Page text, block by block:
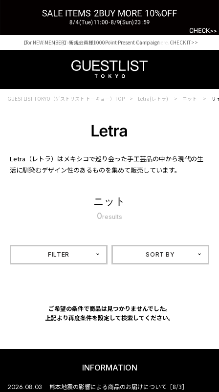
Shopping from outside Japan? Visit our Global Site here. >>
【for NEW MEMBER】新規会員様1000Point Present Campaign CHECK IT>>
GUESTLIST TOKYO（ゲストリスト トーキョー）TOP Letra(レトラ) ニット サ
Letra（レトラ）はメキシコで巡り会った手工芸品の中から現代の生
活に馴染むデザイン性のあるものを集めて販売しています。
ニット
0results
FILTER SORT BY
ご希望の条件で商品は見つかりませんでした。
上記より再度条件を設定して検索してください。
INFORMATION
2026.08.03 熊本地震の影響による商品のお届けについて［8/3］